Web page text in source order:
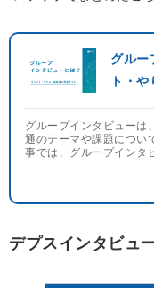
グルー
ト・
グループインタビューは
通のテーマや課題につい
事では、グループインタ
デプスインタビュ